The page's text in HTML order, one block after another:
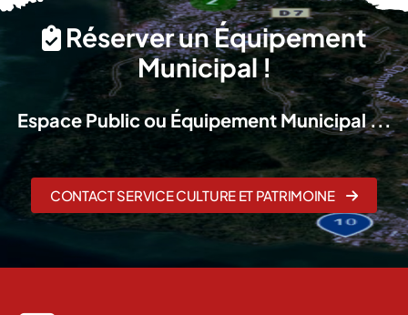
Réserver un Équipement
Municipal !
Espace Public ou Équipement Municipal ...
CONTACT SERVICE CULTURE ET PATRIMOINE